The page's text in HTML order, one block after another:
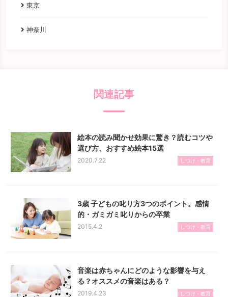
東京
神奈川
関連記事
絵本の読み聞かせ効果に驚き？読むコツや
選び方、おすすめ絵本15選
2020.7.22 しつけ・教育
3歳 子どもの叱り方3つのポイント。感情
的・ガミガミ叱りからの卒業
2015.4.2 しつけ・教育
音楽は赤ちゃんにどのような影響を与え
る？オススメの音楽はある？
2019.4.23 しつけ・教育